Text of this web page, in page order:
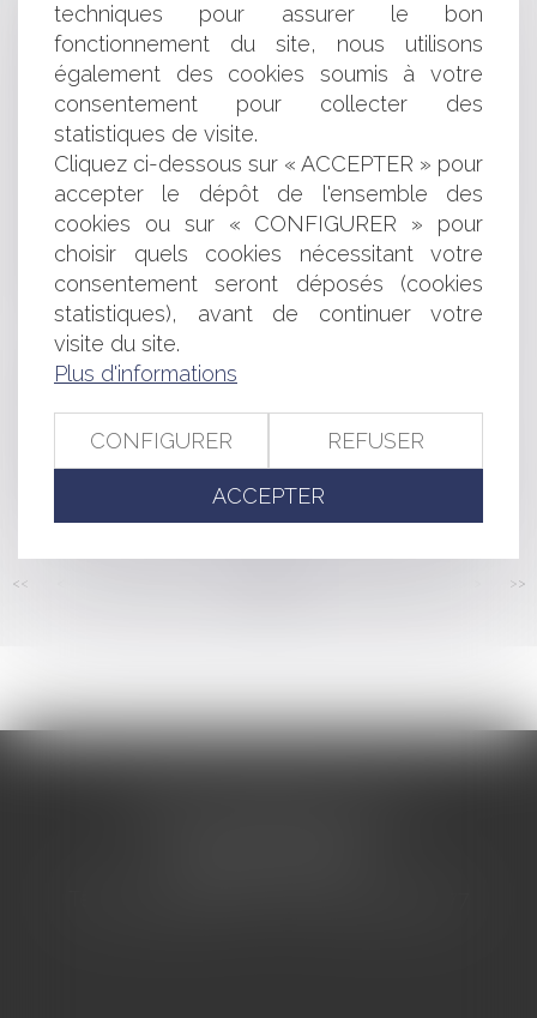
délégué d'une SA
Bail commercial : inapplication de la prescription
biennale et fraude
Contentieux déontologique des praticiens de santé : la
preuve devant les juridictions disciplinaires
L’affectation de biens immobiliers en garantie de la
dette d’autrui est soumise à la prescription trentenaire
Retraites des fonctionnaires : rappels sur la prise en
compte d’un détachement en catégorie active
Réforme du droit des entreprises en difficulté :
adaptation de la procédure de sauvegarde
Google abuse de sa position dominante : 2,42 milliards
Réforme du Livre VI : faciliter le rebond des
entrepreneurs individuels
La garantie légale de conformité bientôt étendue aux
Compensation de créances et redressement judiciaire
<< >>
techniques pour assurer le bon
fonctionnement du site, nous utilisons
également des cookies soumis à votre
consentement pour collecter des
statistiques de visite.
Cliquez ci-dessous sur « ACCEPTER » pour
accepter le dépôt de l'ensemble des
cookies ou sur « CONFIGURER » pour
choisir quels cookies nécessitant votre
consentement seront déposés (cookies
statistiques), avant de continuer votre
visite du site.
Plus d'informations
CONFIGURER REFUSER
ACCEPTER